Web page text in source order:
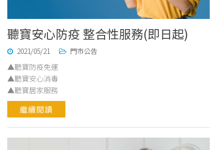
聽寶安心防疫 整合性服務(即日起)
2021/05/21 門市公告
▲聽寶防疫免運
▲聽寶安心消毒
▲聽寶居家服務
繼續閱讀